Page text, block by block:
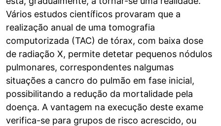
Vários estudos científicos provaram que a
realização anual de uma tomografia
computorizada (TAC) de tórax, com baixa dose
de radiação X, permite detetar pequenos nódulos
pulmonares, correspondentes nalgumas
situações a cancro do pulmão em fase inicial,
possibilitando a redução da mortalidade pela
doença. A vantagem na execução deste exame
verifica-se para grupos de risco acrescido, ou